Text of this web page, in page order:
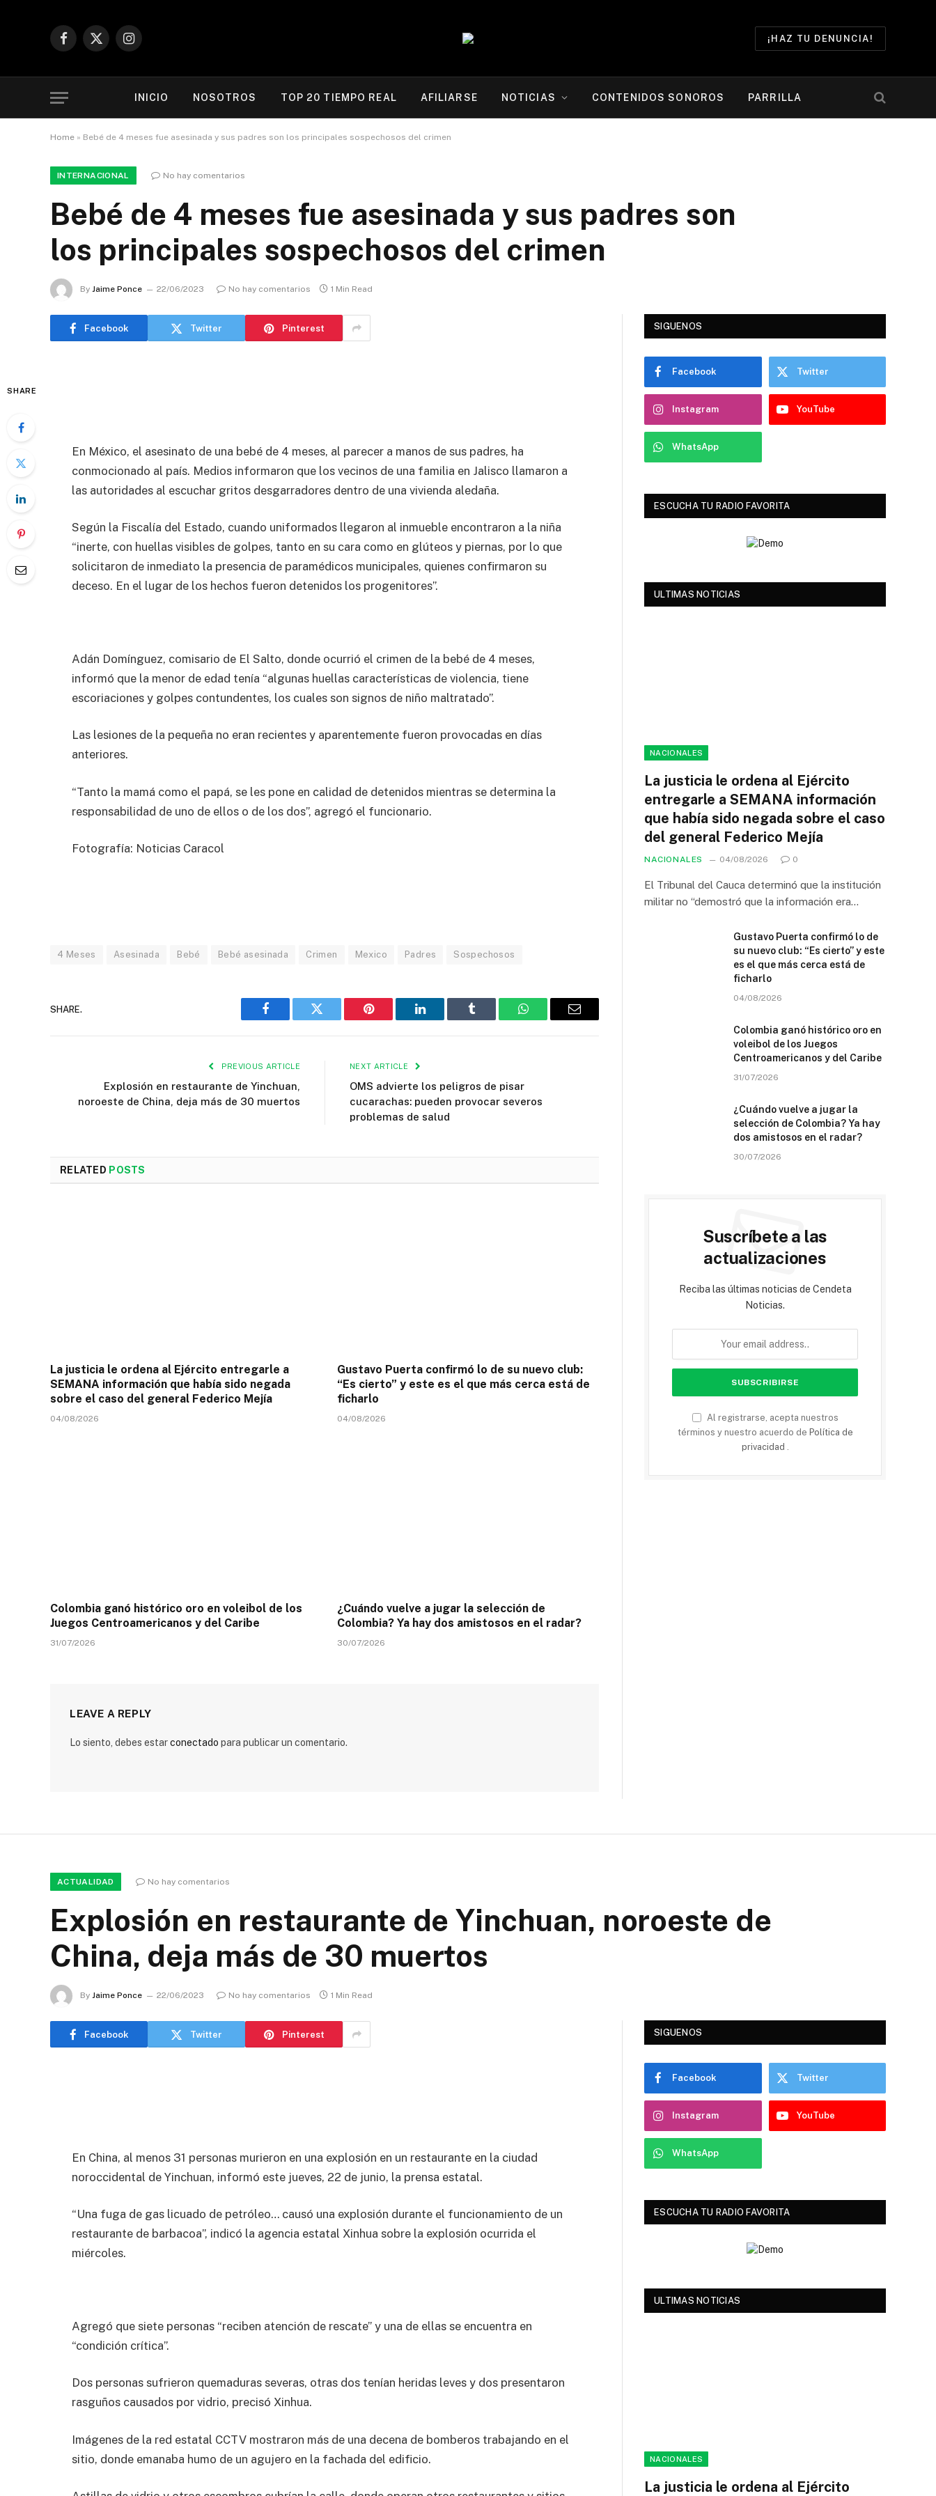
Facebook
X
Instagram
¡HAZ TU DENUNCIA!
INICIO NOSOTROS TOP 20 TIEMPO REAL AFILIARSE NOTICIAS CONTENIDOS SONOROS PARRILLA
Home » Bebé de 4 meses fue asesinada y sus padres son los principales sospechosos del crimen
INTERNACIONAL No hay comentarios
Bebé de 4 meses fue asesinada y sus padres son
los principales sospechosos del crimen
By Jaime Ponce 22/06/2023 No hay comentarios 1 Min Read
Facebook Twitter Pinterest
SHARE
En México, el asesinato de una bebé de 4 meses, al parecer a manos de sus padres, ha
conmocionado al país. Medios informaron que los vecinos de una familia en Jalisco llamaron a
las autoridades al escuchar gritos desgarradores dentro de una vivienda aledaña.
Según la Fiscalía del Estado, cuando uniformados llegaron al inmueble encontraron a la niña
“inerte, con huellas visibles de golpes, tanto en su cara como en glúteos y piernas, por lo que
solicitaron de inmediato la presencia de paramédicos municipales, quienes confirmaron su
deceso. En el lugar de los hechos fueron detenidos los progenitores”.
Adán Domínguez, comisario de El Salto, donde ocurrió el crimen de la bebé de 4 meses,
informó que la menor de edad tenía “algunas huellas características de violencia, tiene
escoriaciones y golpes contundentes, los cuales son signos de niño maltratado”.
Las lesiones de la pequeña no eran recientes y aparentemente fueron provocadas en días
anteriores.
“Tanto la mamá como el papá, se les pone en calidad de detenidos mientras se determina la
responsabilidad de uno de ellos o de los dos”, agregó el funcionario.
Fotografía: Noticias Caracol
4 Meses Asesinada Bebé Bebé asesinada Crimen Mexico Padres Sospechosos
SHARE.
Facebook Twitter Pinterest LinkedIn Tumblr WhatsAppEmail
PREVIOUS ARTICLE
Explosión en restaurante de Yinchuan,
noroeste de China, deja más de 30 muertos
NEXT ARTICLE
OMS advierte los peligros de pisar
cucarachas: pueden provocar severos
problemas de salud
RELATED POSTS
La justicia le ordena al Ejército entregarle a
SEMANA información que había sido negada
sobre el caso del general Federico Mejía
04/08/2026
Gustavo Puerta confirmó lo de su nuevo club:
“Es cierto” y este es el que más cerca está de
ficharlo
04/08/2026
Colombia ganó histórico oro en voleibol de los
Juegos Centroamericanos y del Caribe
31/07/2026
¿Cuándo vuelve a jugar la selección de
Colombia? Ya hay dos amistosos en el radar?
30/07/2026
LEAVE A REPLY
Lo siento, debes estarconectado para publicar un comentario.
SIGUENOS
Facebook Twitter
Instagram YouTube
WhatsApp
ESCUCHA TU RADIO FAVORITA
ULTIMAS NOTICIAS
NACIONALES
La justicia le ordena al Ejército
entregarle a SEMANA información
que había sido negada sobre el caso
del general Federico Mejía
NACIONALES 04/08/2026 0
El Tribunal del Cauca determinó que la institución
militar no “demostró que la información era…
Gustavo Puerta confirmó lo de
su nuevo club: “Es cierto” y este
es el que más cerca está de
ficharlo
04/08/2026
Colombia ganó histórico oro en
voleibol de los Juegos
Centroamericanos y del Caribe
31/07/2026
¿Cuándo vuelve a jugar la
selección de Colombia? Ya hay
dos amistosos en el radar?
30/07/2026
Suscríbete a las
actualizaciones
Reciba las últimas noticias de Cendeta
Noticias.
Al registrarse, acepta nuestros
términos y nuestro acuerdo de Política de
privacidad .
ACTUALIDAD No hay comentarios
Explosión en restaurante de Yinchuan, noroeste de
China, deja más de 30 muertos
By Jaime Ponce 22/06/2023 No hay comentarios 1 Min Read
Facebook Twitter Pinterest
En China, al menos 31 personas murieron en una explosión en un restaurante en la ciudad
noroccidental de Yinchuan, informó este jueves, 22 de junio, la prensa estatal.
“Una fuga de gas licuado de petróleo… causó una explosión durante el funcionamiento de un
restaurante de barbacoa”, indicó la agencia estatal Xinhua sobre la explosión ocurrida el
miércoles.
Agregó que siete personas “reciben atención de rescate” y una de ellas se encuentra en
“condición crítica”.
Dos personas sufrieron quemaduras severas, otras dos tenían heridas leves y dos presentaron
rasguños causados por vidrio, precisó Xinhua.
Imágenes de la red estatal CCTV mostraron más de una decena de bomberos trabajando en el
sitio, donde emanaba humo de un agujero en la fachada del edificio.
SIGUENOS
Facebook Twitter
Instagram YouTube
WhatsApp
ESCUCHA TU RADIO FAVORITA
ULTIMAS NOTICIAS
NACIONALES
La justicia le ordena al Ejército